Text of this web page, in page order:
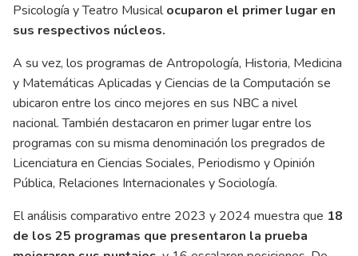
Psicología y Teatro Musicalocuparon el primer lugar en
sus respectivos núcleos.
A su vez, los programas de Antropología, Historia, Medicina
y Matemáticas Aplicadas y Ciencias de la Computación se
ubicaron entre los cinco mejores en sus NBC a nivel
nacional. También destacaron en primer lugar entre los
programas con su misma denominación los pregrados de
Licenciatura en Ciencias Sociales, Periodismo y Opinión
Pública, Relaciones Internacionales y Sociología.
El análisis comparativo entre 2023 y 2024 muestra que 18
de los 25 programas que presentaron la prueba